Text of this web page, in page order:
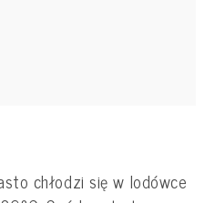
chłodzi się w lodówce